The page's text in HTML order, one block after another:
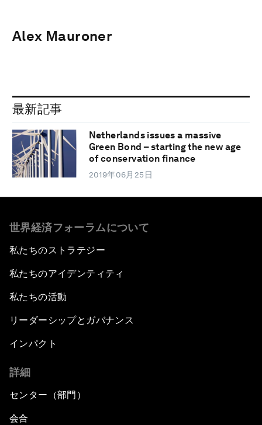
Alex Mauroner
最新記事
Netherlands issues a massive
Green Bond – starting the new age
of conservation finance
2019年06月25日
世界経済フォーラムについて
私たちのストラテジー
私たちのアイデンティティ
私たちの活動
リーダーシップとガバナンス
インパクト
詳細
センター（部門）
会合